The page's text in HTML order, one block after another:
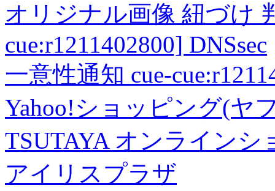
オリジナル画像 紐づけ
cue:r1211402800] DNSsec
一意性通知 cue-
Yahoo!ショッピング(ヤ
TSUTAYA オンラインシ
アイリスプラザ